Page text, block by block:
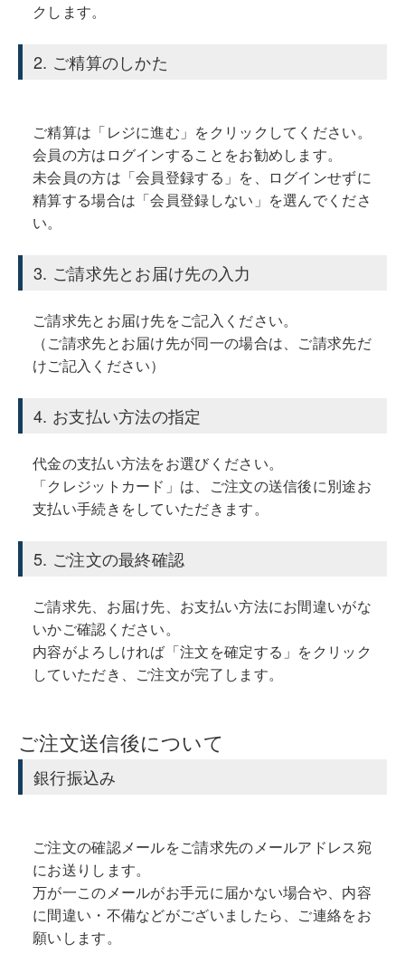
クします。
2. ご精算のしかた
ご精算は「レジに進む」をクリックしてください。
会員の方はログインすることをお勧めします。
未会員の方は「会員登録する」を、ログインせずに
精算する場合は「会員登録しない」を選んでくださ
い。
3. ご請求先とお届け先の入力
ご請求先とお届け先をご記入ください。
（ご請求先とお届け先が同一の場合は、ご請求先だ
けご記入ください）
4. お支払い方法の指定
代金の支払い方法をお選びください。
「クレジットカード」 は、ご注文の送信後に別途お
支払い手続きをしていただきます。
5. ご注文の最終確認
ご請求先、お届け先、お支払い方法にお間違いがな
いかご確認ください。
内容がよろしければ「注文を確定する」をクリック
していただき、ご注文が完了します。
ご注文送信後について
銀行振込み
ご注文の確認メールをご請求先のメールアドレス宛
にお送りします。
万が一このメールがお手元に届かない場合や、内容
に間違い・不備などがございましたら、ご連絡をお
願いします。